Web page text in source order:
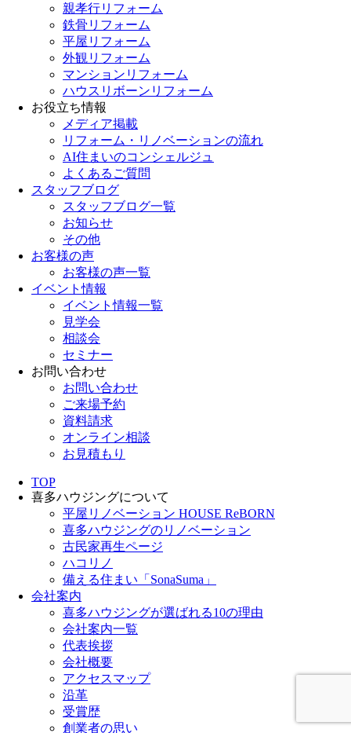
親孝行リフォーム
鉄骨リフォーム
平屋リフォーム
外観リフォーム
マンションリフォーム
ハウスリボーンリフォーム
お役立ち情報
メディア掲載
リフォーム・リノベーションの流れ
AI住まいのコンシェルジュ
よくあるご質問
スタッフブログ
スタッフブログ一覧
お知らせ
その他
お客様の声
お客様の声一覧
イベント情報
イベント情報一覧
見学会
相談会
セミナー
お問い合わせ
お問い合わせ
ご来場予約
資料請求
オンライン相談
お見積もり
TOP
喜多ハウジングについて
平屋リノベーション HOUSE ReBORN
喜多ハウジングのリノベーション
古民家再生ページ
ハコリノ
備える住まい「SonaSuma」
会社案内
喜多ハウジングが選ばれる10の理由
会社案内一覧
代表挨拶
会社概要
アクセスマップ
沿革
受賞歴
創業者の思い